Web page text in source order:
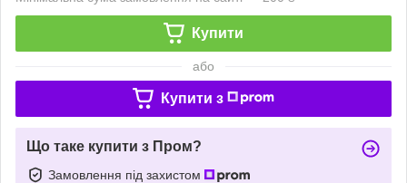
Купити
або
Купити з
Що таке купити з Пром?
Замовлення під захистом